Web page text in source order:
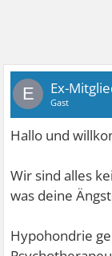
E Ex-
Gast
Hallo und
Wir sind alles
was deine
Hypohondrie